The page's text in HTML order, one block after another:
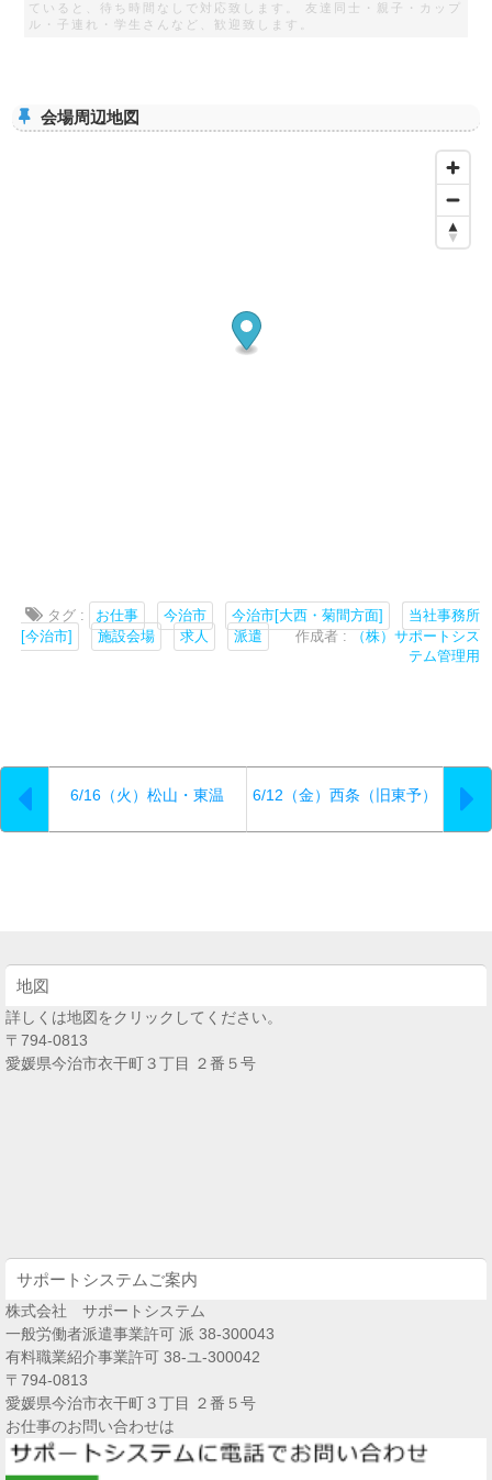
ていると、待ち時間なしで対応致します。 友達同士・親子・カップ
ル・子連れ・学生さんなど、歓迎致します。
会場周辺地図
タグ : お仕事 今治市 今治市[大西・菊間方面]
当社事務所
[今治市]
施設会場 求人 派遣 作成者 :
（株）サポートシス
テム管理用
6/16（火）松山・東温 6/12（金）西条（旧東予）
地図
詳しくは地図をクリックしてください。
〒794-0813
愛媛県今治市衣干町３丁目 ２番５号
サポートシステムご案内
株式会社 サポートシステム
一般労働者派遣事業許可 派 38-300043
有料職業紹介事業許可 38-ユ-300042
〒794-0813
愛媛県今治市衣干町３丁目 ２番５号
お仕事のお問い合わせは